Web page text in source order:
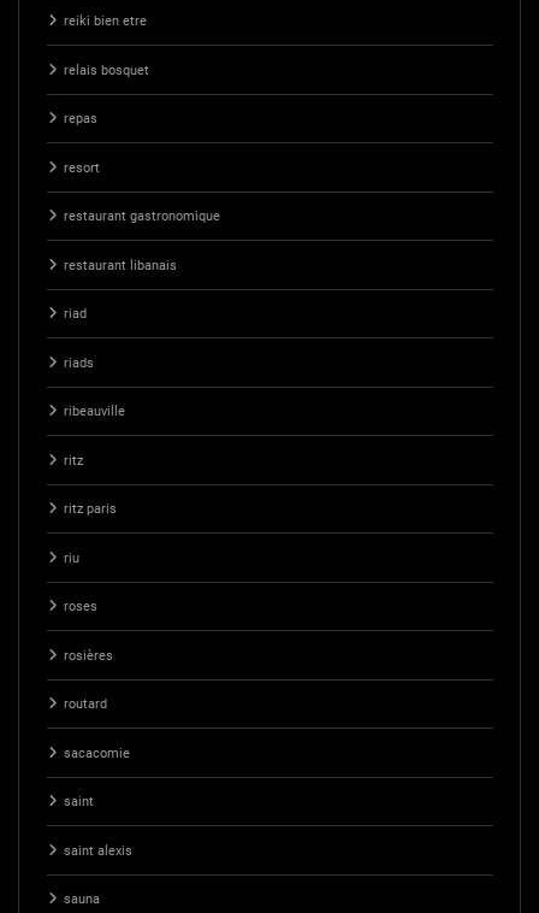
reiki bien etre
relais bosquet
repas
resort
restaurant gastronomique
restaurant libanais
riad
riads
ribeauville
ritz
ritz paris
riu
roses
rosières
routard
sacacomie
saint
saint alexis
sauna